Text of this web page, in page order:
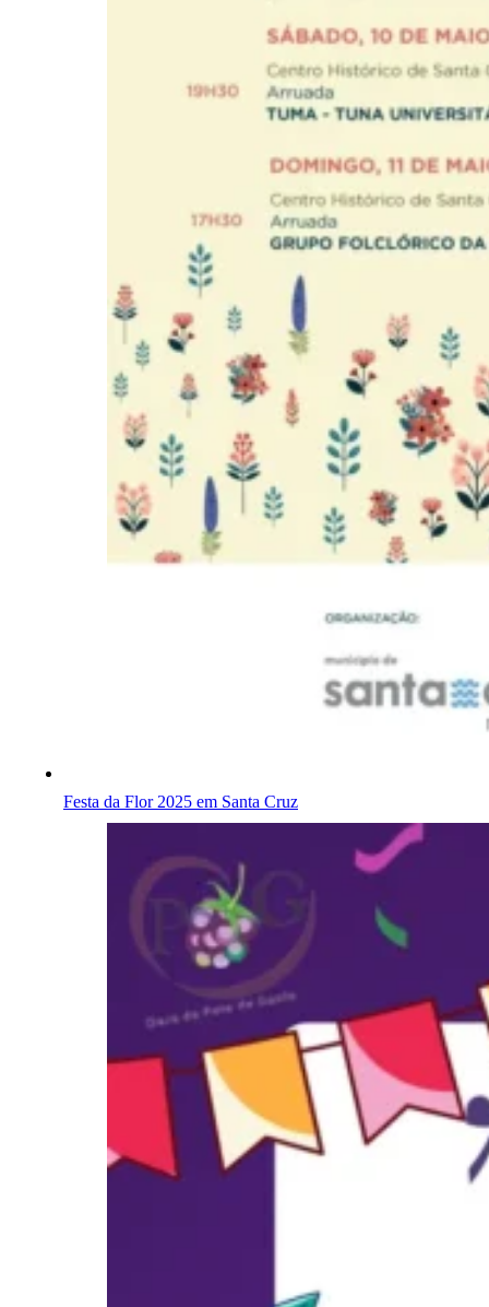
Festa da Flor 2025 em Santa Cruz